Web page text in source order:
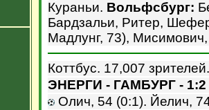
Кураньи. Вольфсбург:
Бардзальи, Ритер,
Мадлунг, 73),
Коттбус. 17,007 зрителей.
ЭНЕРГИ - ГАМБУРГ - 1:2
Олич, 54 (0:1). Йелич,